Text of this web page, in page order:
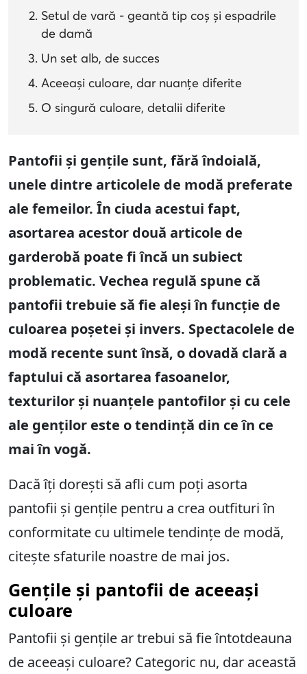
Setul de vară - geantă tip coș și espadrile
de damă
Un set alb, de succes
Aceeași culoare, dar nuanțe diferite
O singură culoare, detalii diferite
Pantofii și gențile sunt, fără îndoială,
unele dintre articolele de modă preferate
ale femeilor. În ciuda acestui fapt,
asortarea acestor două articole de
garderobă poate fi încă un subiect
problematic. Vechea regulă spune că
pantofii trebuie să fie aleși în funcție de
culoarea poșetei și invers. Spectacolele de
modă recente sunt însă, o dovadă clară a
faptului că asortarea fasoanelor,
texturilor și nuanțele pantofilor și cu cele
ale genților este o tendință din ce în ce
mai în vogă.
Dacă îți dorești să afli cum poți asorta
pantofii și gențile pentru a crea outfituri în
conformitate cu ultimele tendințe de modă,
citește sfaturile noastre de mai jos.
Gențile și pantofii de aceeași
culoare
Pantofii și gențile ar trebui să fie întotdeauna
de aceeași culoare? Categoric nu, dar această